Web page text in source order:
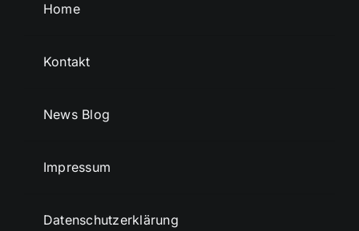
Home
Kontakt
News Blog
Impressum
Datenschutzerklärung